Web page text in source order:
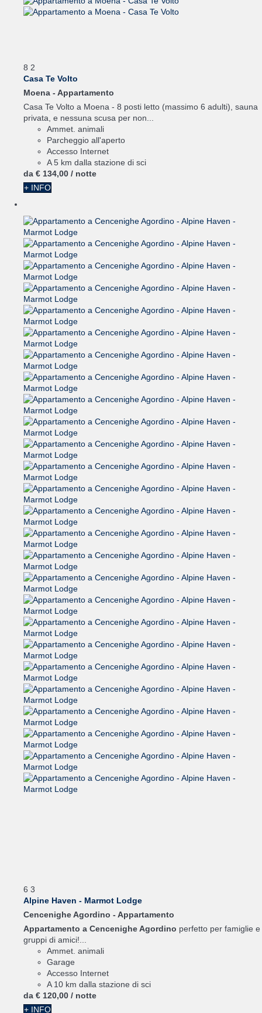
8 2
Casa Te Volto
Moena - Appartamento
Casa Te Volto a Moena - 8 posti letto (massimo 6 adulti), sauna
privata, e nessuna scusa per non...
Ammet. animali
Parcheggio all'aperto
Accesso Internet
A 5 km dalla stazione di sci
da € 134,00 / notte
+ INFO
6 3
Alpine Haven - Marmot Lodge
Cencenighe Agordino - Appartamento
Appartamento a Cencenighe Agordino perfetto per famiglie e
gruppi di amici!...
Ammet. animali
Garage
Accesso Internet
A 10 km dalla stazione di sci
da € 120,00 / notte
+ INFO